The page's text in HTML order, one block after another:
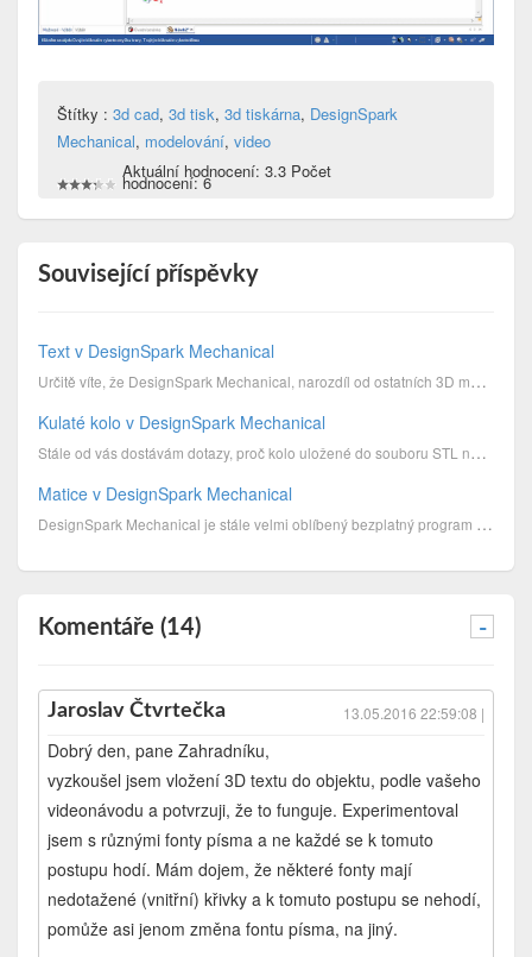
Štítky : 3d cad, 3d tisk, 3d tiskárna, DesignSpark
Mechanical, modelování, video
Aktuální hodnocení: 3.3 Počet
hodnocení: 6
Související příspěvky
Text v DesignSpark Mechanical
Určitě víte, že DesignSpark Mechanical, narozdíl od ostatních 3D modelovacích programů, neobsahuje f
Kulaté kolo v DesignSpark Mechanical
Stále od vás dostávám dotazy, proč kolo uložené do souboru STL není kulaté, ale hranaté. Přitom vysv...
Matice v DesignSpark Mechanical
DesignSpark Mechanical je stále velmi oblíbený bezplatný program pro 3D modelování, který používá mn...
Komentáře (14) -
Jaroslav Čtvrtečka 13.05.2016 22:59:08 |
Dobrý den, pane Zahradníku,
vyzkoušel jsem vložení 3D textu do objektu, podle vašeho
videonávodu a potvrzuji, že to funguje. Experimentoval
jsem s různými fonty písma a ne každé se k tomuto
postupu hodí. Mám dojem, že některé fonty mají
nedotažené (vnitřní) křivky a k tomuto postupu se nehodí,
pomůže asi jenom změna fontu písma, na jiný.